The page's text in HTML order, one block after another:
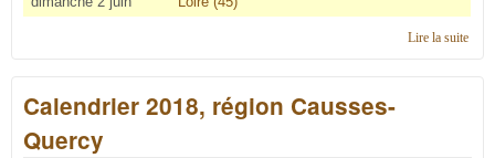
Lire la suitede
Calendrier 2018, région Causses-
Quercy